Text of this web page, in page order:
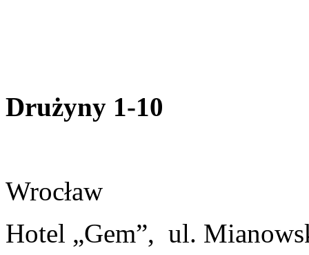
Drużyny 1-10
Wrocław
Hotel „Gem”, ul.